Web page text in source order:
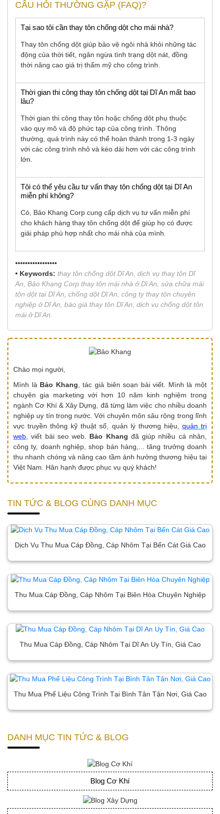
CÂU HỎI THƯỜNG GẶP (FAQ)?
Tại sao tôi cần thay tôn chống dột cho mái nhà?
Thay tôn chống dột giúp bảo vệ ngôi nhà khỏi những tác
động của thời tiết, ngăn ngừa tình trạng dột nát, đồng
thời nâng cao giá trị thẩm mỹ cho công trình.
Thời gian thi công thay tôn chống dột tại Dĩ An mất bao
lâu?
Thời gian thi công thay tôn hoặc chống dột phụ thuộc
vào quy mô và độ phức tạp của công trình. Thông
thường, quá trình này có thể hoàn thành trong 1-3 ngày
với các công trình nhỏ và kéo dài hơn với các công trình
lớn.
Tôi có thể yêu cầu tư vấn thay tôn chống dột tại Dĩ An
miễn phí không?
Có, Bảo Khang Corp cung cấp dịch vụ tư vấn miễn phí
cho khách hàng thay tôn chống dột để giúp họ có được
giải pháp phù hợp nhất cho mái nhà của mình.
•••••••••••••••••
• Keywords: thay tôn chống dột Dĩ An, dịch vụ thay tôn Dĩ
An, Bảo Khang Corp thay tôn mái nhà ở Dĩ An, sửa chữa mái
tôn dột tại Dĩ An, chống dột Dĩ An, công ty thay tôn chuyên
nghiệp ở Dĩ An, báo giá thay tôn Dĩ An, dịch vụ chống dột tôn
mái ở Dĩ An.
Chào mọi người,
Mình là Bảo Khang , tác giả biên soạn bài viết. Mình là một
chuyên gia marketing với hơn 10 năm kinh nghiệm trong
ngành Cơ Khí & Xây Dựng, đã từng làm việc cho nhiều doanh
nghiệp uy tín trong nước. Với chuyên môn sâu rộng trong lĩnh
vực truyền thông kỹ thuật số, quản lý thương hiệu, quản trị
web , viết bài seo web. Bảo Khang đã giúp nhiều cá nhân,
công ty, doanh nghiệp, shop bán hàng,... tăng trưởng doanh
thu nhanh chóng và nâng cao tầm ảnh hưởng thương hiệu tại
Việt Nam. Hân hạnh được phục vụ quý khách!
TIN TỨC & BLOG CÙNG DANH MỤC
Dịch Vụ Thu Mua Cáp Đồng, Cáp Nhôm Tại Bến Cát Giá Cao
Thu Mua Cáp Đồng, Cáp Nhôm Tại Biên Hòa Chuyên Nghiệp
Thu Mua Cáp Đồng, Cáp Nhôm Tại Dĩ An Uy Tín, Giá Cao
Thu Mua Phế Liệu Công Trình Tại Bình Tân Tận Nơi, Giá Cao
DANH MỤC TIN TỨC & BLOG
Blog Cơ Khí